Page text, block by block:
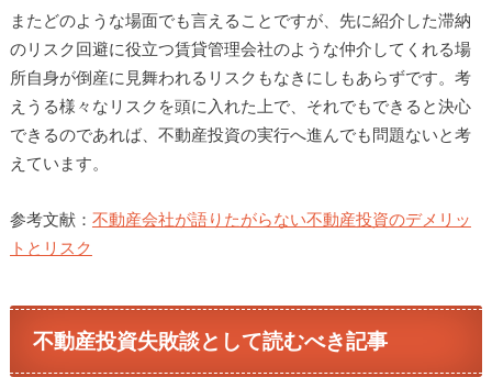
またどのような場面でも言えることですが、先に紹介した滞納
のリスク回避に役立つ賃貸管理会社のような仲介してくれる場
所自身が倒産に見舞われるリスクもなきにしもあらずです。考
えうる様々なリスクを頭に入れた上で、それでもできると決心
できるのであれば、不動産投資の実行へ進んでも問題ないと考
えています。
参考文献： 不動産会社が語りたがらない不動産投資のデメリッ
トとリスク
不動産投資失敗談として読むべき記事